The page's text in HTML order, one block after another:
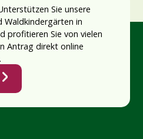
Sie unsere
in
profitieren Sie von vielen
Antrag direkt online